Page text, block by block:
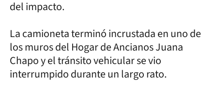
del impacto.
La camioneta terminó incrustada en uno de
los muros del Hogar de Ancianos Juana
Chapo y el tránsito vehicular se vio
interrumpido durante un largo rato.